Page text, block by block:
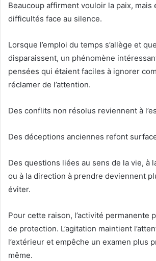
Beaucoup affirment vouloir la paix, mais
difficultés face au silence.
Lorsque l’emploi du temps s’allège et
disparaissent, un phénomène
pensées qui étaient faciles à ignorer
réclamer de l’attention.
Des conflits non résolus reviennent à
Des déceptions anciennes refont
Des questions liées au sens de la vie, à
ou à la direction à prendre deviennent
éviter.
Pour cette raison, l’activité permanente
de protection. L’agitation maintient
l’extérieur et empêche un examen plus
même.